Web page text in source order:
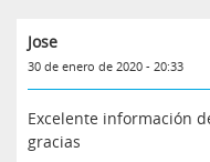
Jose
30 de enero de 2020 - 20:33
Excelente información
gracias